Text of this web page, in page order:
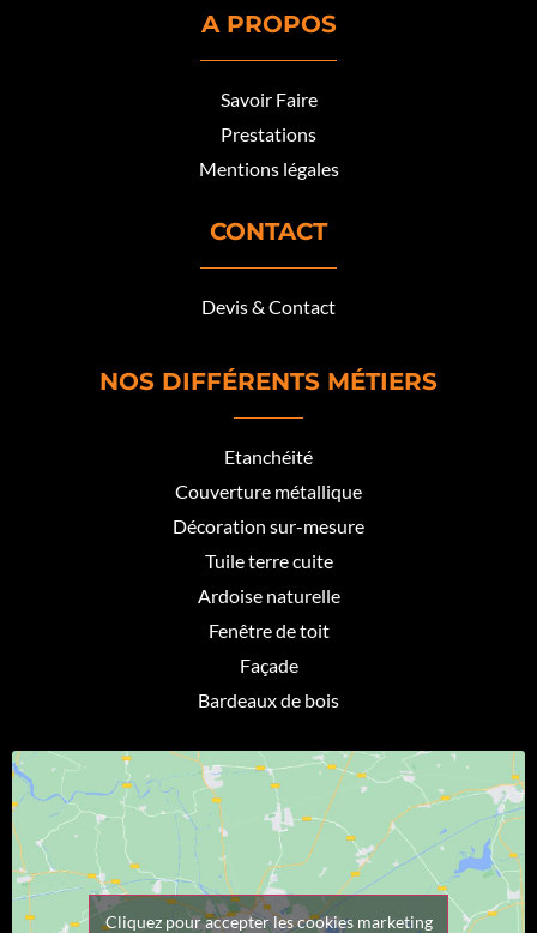
A PROPOS
Savoir Faire
Prestations
Mentions légales
CONTACT
Devis & Contact
NOS DIFFÉRENTS MÉTIERS
Etanchéité
Couverture métallique
Décoration sur-mesure
Tuile terre cuite
Ardoise naturelle
Fenêtre de toit
Façade
Bardeaux de bois
Cliquez pour accepter les cookies marketing